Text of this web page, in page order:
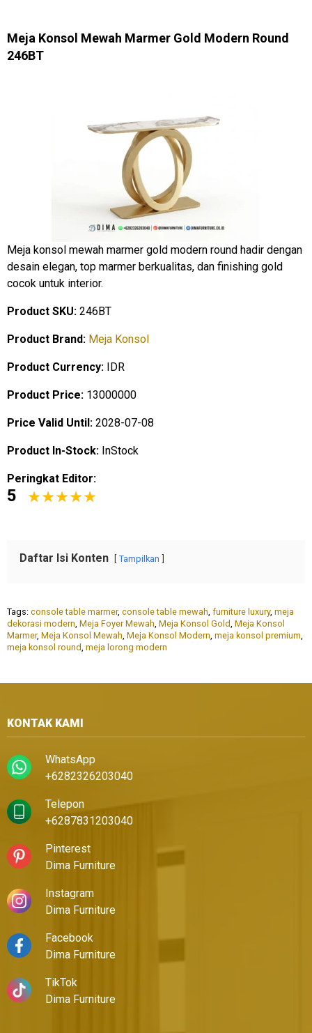
Meja Konsol Mewah Marmer Gold Modern Round
246BT
Meja konsol mewah marmer gold modern round hadir dengan
desain elegan, top marmer berkualitas, dan finishing gold
cocok untuk interior.
Product SKU: 246BT
Product Brand: Meja Konsol
Product Currency: IDR
Product Price: 13000000
Price Valid Until: 2028-07-08
Product In-Stock: InStock
Peringkat Editor:
5
Daftar Isi Konten Tampilkan
Tags: console table marmer, console table mewah furniture luxury, meja
dekorasi modern Meja Foyer Mewah Meja Konsol Gold Meja Konsol
Marmer, Meja Konsol Mewah Meja Konsol Modern meja konsol premium
meja konsol round meja lorong modern
KONTAK KAMI
WhatsApp
+6282326203040
Telepon
+6287831203040
Pinterest
Dima Furniture
Instagram
Dima Furniture
Facebook
Dima Furniture
TikTok
Dima Furniture